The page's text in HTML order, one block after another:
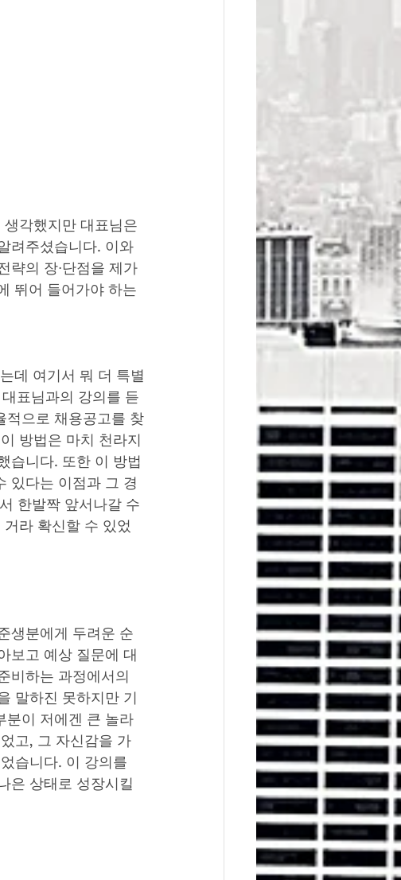
각했지만 대표님은
려주셨습니다. 이와
략의 장·단점을 제가
뛰어 들어가야 하는
데 여기서 뭐 더 특별
표님과의 강의를 듣
적으로 채용공고를 찾
방법은 마치 천라지
습니다. 또한 이 방법
있다는 이점과 그 경
한발짝 앞서나갈 수
라 확신할 수 있었
생분에게 두려운 순
보고 예상 질문에 대
비하는 과정에서의
말하진 못하지만 기
분이 저에겐 큰 놀라
고, 그 자신감을 가
습니다. 이 강의를
은 상태로 성장시킬